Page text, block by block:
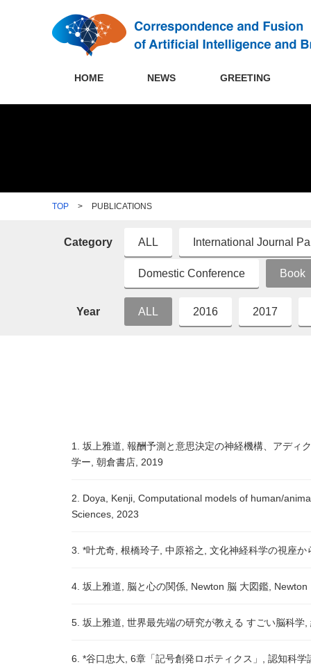
HOME NEWS GREETING
TOP > PUBLICATIONS
Category ALL International Journal
Domestic Conference Book
Year ALL 2016 2017
1. 坂上雅道, 報酬予測と意思決定の神経機構、アディ
学ー, 朝倉書店, 2019
2. Doya, Kenji, Computational models of human/
Sciences, 2023
3. *叶尤奇, 根橋玲子, 中原裕之, 文化神経科学の視座
4. 坂上雅道, 脳と心の関係, Newton 脳 大図鑑, Newton
5. 坂上雅道, 世界最先端の研究が教える すごい脳科学
6. *谷口忠大, 6章「記号創発ロボティクス」, 認知科